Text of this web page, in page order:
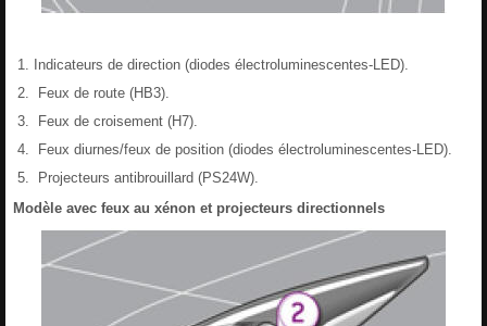
Indicateurs de direction (diodes électroluminescentes-LED).
Feux de route (HB3).
Feux de croisement (H7).
Feux diurnes/feux de position (diodes électroluminescentes-LED).
Projecteurs antibrouillard (PS24W).
Modèle avec feux au xénon et projecteurs directionnels